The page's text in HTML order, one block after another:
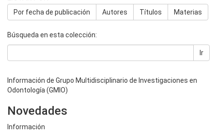
Por fecha de publicación Autores Títulos Materias
Búsqueda en esta colección:
Ir
Información de Grupo Multidisciplinario de Investigaciones en
Odontología (GMIO)
Novedades
Información